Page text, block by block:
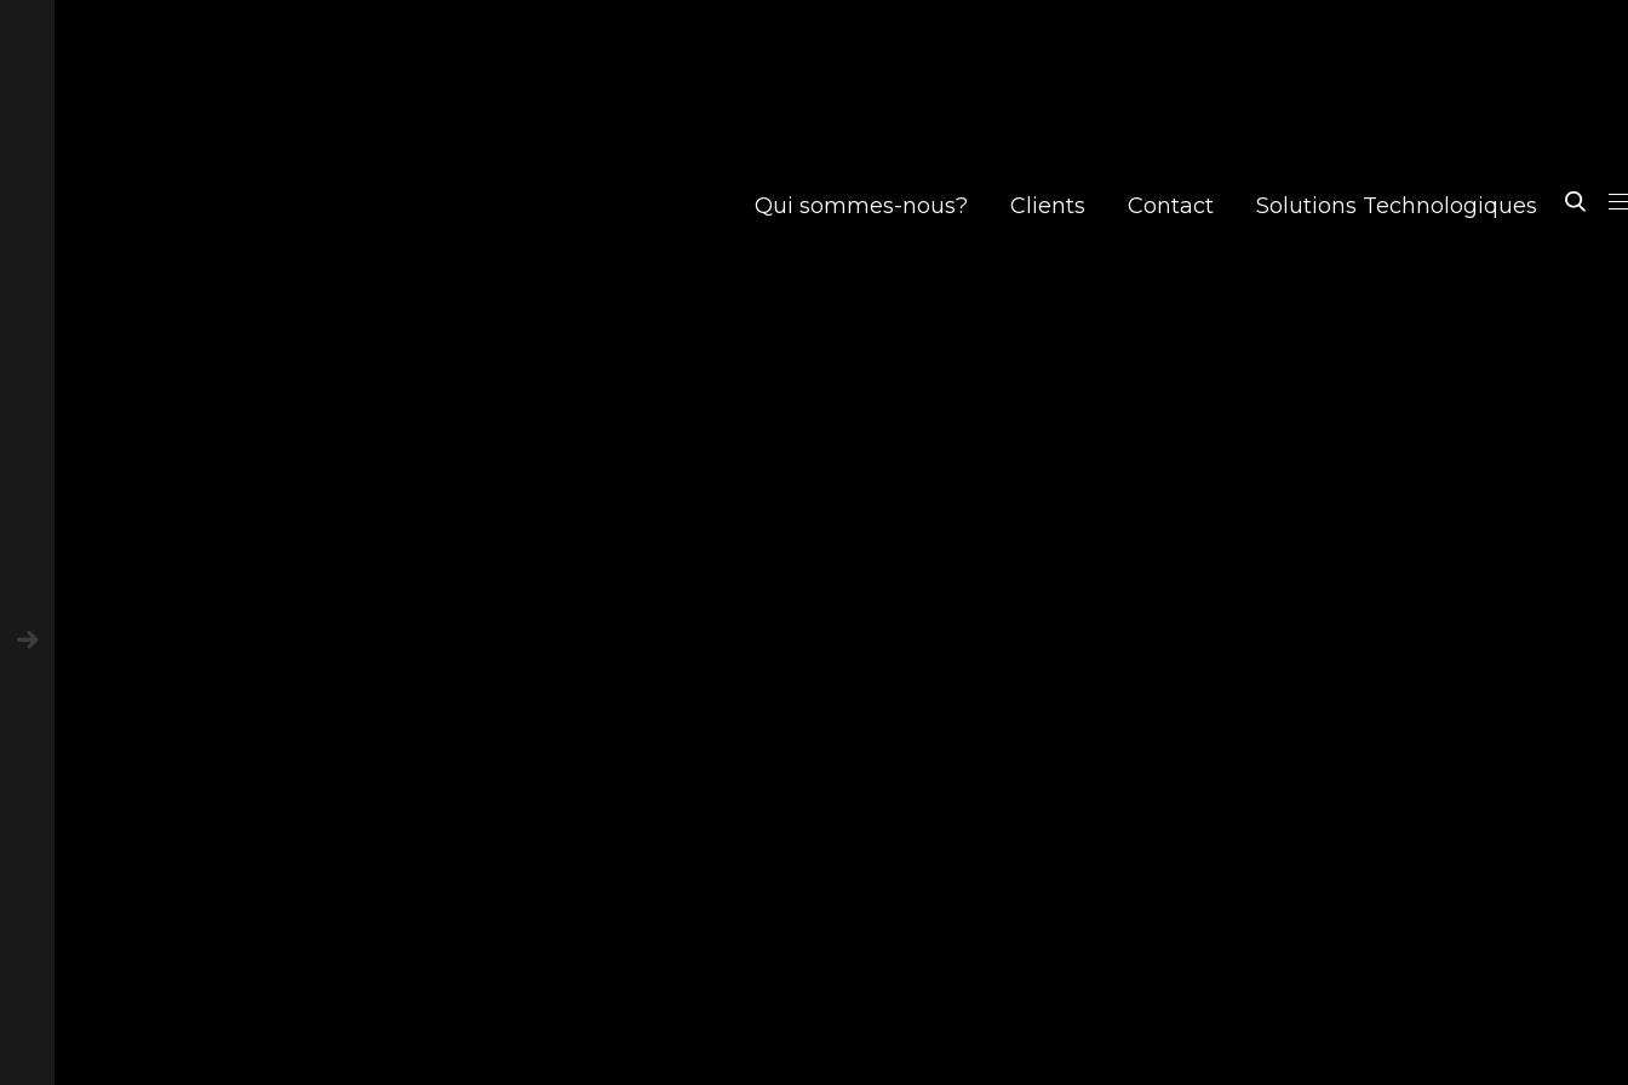
Qui sommes-nous? Clients Contact Solutions Technologiques